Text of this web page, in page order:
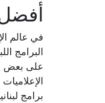
أفضل
في عالم
البرامج
على بعض
برامج